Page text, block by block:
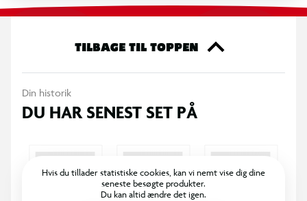
at opdage de skjulte dele inde i det seje goo-materiale. Den
ny, klistret og sjov måde at lege på med disse seje og
samlervenlige Heroes of Goo Jit Zu Minecraft-strækfigurer.
Indeholder:
3 x Heroes of Goo Jit Zu Minecraft-figurer
TILBAGE TIL TOPPEN
Din historik
DU HAR SENEST SET PÅ
Hvis du tillader statistiske cookies, kan vi nemt vise dig dine
seneste besøgte produkter.
Du kan altid ændre det igen.